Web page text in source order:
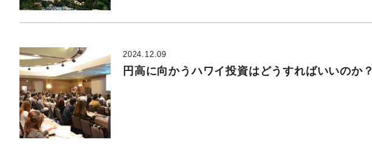
2024.12.09
円高に向かうハワイ投資はどうすればいいのか？